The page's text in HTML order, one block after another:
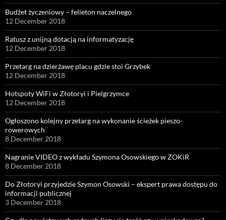
Budżet życzeniowy – felieton naczelnego
12 December 2018
Ratusz z unijną dotacją na informatyzację
12 December 2018
Przetarg na dzierżawę placu gdzie stoi Grzybek
12 December 2018
Hotspoty WiFi w Złotoryi i Pielgrzymce
12 December 2018
Ogłoszono kolejny przetarg na wykonanie ścieżek pieszo-
rowerowych
8 December 2018
Nagranie VIDEO z wykładu Szymona Osowskiego w ZOKiR
8 December 2018
Do Złotoryi przyjedzie Szymon Osowski – ekspert prawa dostępu do
informacji publicznej
3 December 2018